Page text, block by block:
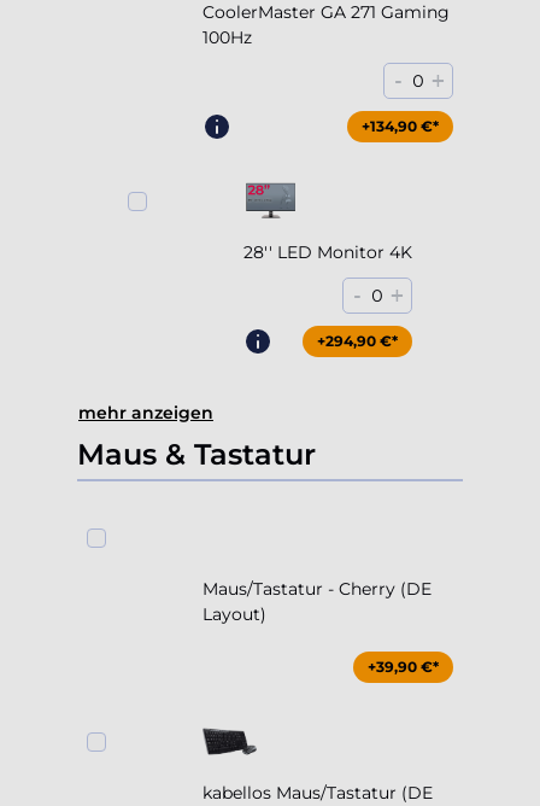
CoolerMaster GA 271 Gaming
100Hz
- 0 +
+204,90 €*
+134,90 €*
28'' LED Monitor 4K
- 0 +
+294,90 €*
mehr anzeigen
Maus & Tastatur
Maus/Tastatur - Cherry (DE
Layout)
+39,90 €*
kabellos Maus/Tastatur (DE